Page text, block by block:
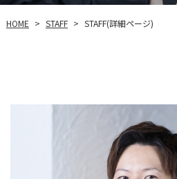
HOME > STAFF > STAFF(詳細ページ)